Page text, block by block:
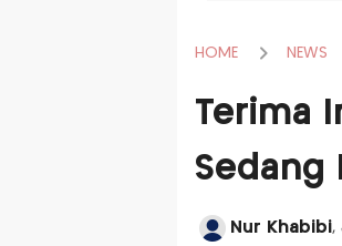
HOME NEWS
Terima
Sedang
Nur Khabibi,